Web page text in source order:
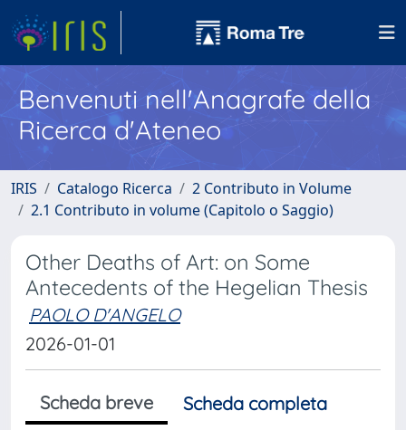
Benvenuti nell'Anagrafe della
Ricerca d'Ateneo
IRIS Catalogo Ricerca
2 Contributo in Volume
2.1 Contributo in volume (Capitolo o Saggio)
Other Deaths of Art: on Some
Antecedents of the Hegelian Thesis
PAOLO D'ANGELO
2026-01-01
Scheda breve
Scheda completa